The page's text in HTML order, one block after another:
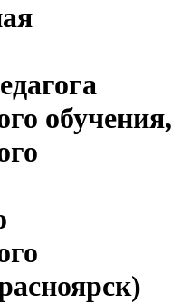
обучения,